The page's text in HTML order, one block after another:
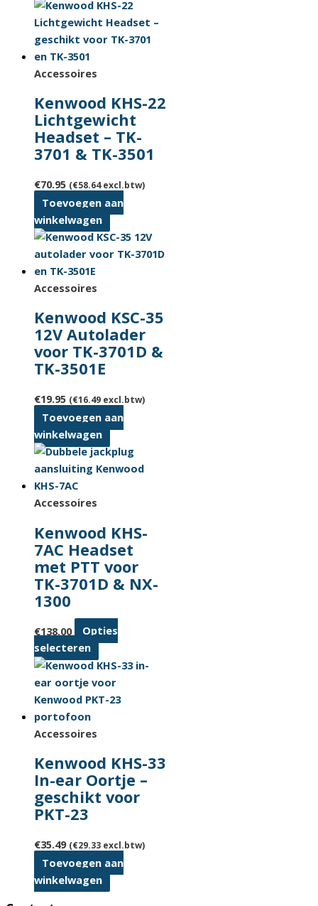
Accessoires
Kenwood KHS-22
Lichtgewicht
Headset – TK-
3701 & TK-3501
€70.95 (€58.64excl.btw)
Toevoegen aan
winkelwagen
Accessoires
Kenwood KSC-35
12V Autolader
voor TK-3701D &
TK-3501E
€19.95 (€16.49 excl.btw)
Toevoegen aan
winkelwagen
Accessoires
Kenwood KHS-
7AC Headset
met PTT voor
TK-3701D & NX-
1300
€138.00
Opties
selecteren Dit
product
heeft
meerdere
kan
gekozen
worden
productpagina
Accessoires
Kenwood KHS-33
In-ear Oortje –
geschikt voor
PKT-23
€35.49 (€29.33 excl.btw)
Toevoegen aan
winkelwagen